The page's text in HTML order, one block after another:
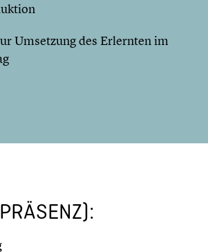
Umsetzung des Erlernten im